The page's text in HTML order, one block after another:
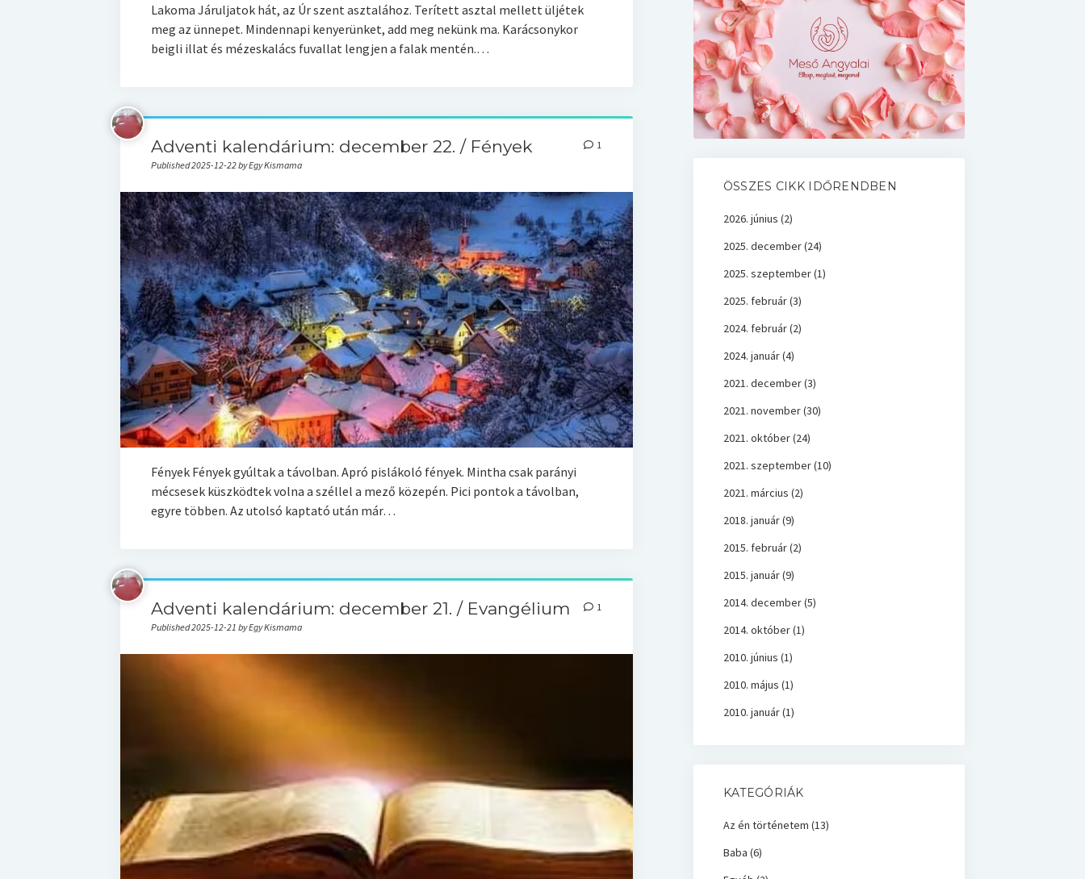
Lakoma Járuljatok hát, az Úr szent asztalához. Terített asztal mellett üljétek
meg az ünnepet. Mindennapi kenyerünket, add meg nekünk ma. Karácsonykor
beigli illat és mézeskalács fuvallat lengjen a falak mentén.…
Adventi kalendárium: december 22. / Fények
Published 2025-12-22 by Egy Kismama
1
Fények Fények gyúltak a távolban. Apró pislákoló fények. Mintha csak parányi
mécsesek küszködtek volna a széllel a mező közepén. Pici pontok a távolban,
egyre többen. Az utolsó kaptató után már…
Adventi kalendárium: december 21. / Evangélium
Published 2025-12-21 by Egy Kismama
1
ÖSSZES CIKK IDŐRENDBEN
2026. június (2)
2025. december(24)
2025. szeptember(1)
2025. február(3)
2024. február(2)
2024. január(4)
2021. december(3)
2021. november(30)
2021. október(24)
2021. szeptember(10)
2021. március (2)
2018. január(9)
2015. február(2)
2015. január(9)
2014. december(5)
2014. október(1)
2010. június (1)
2010. május (1)
2010. január(1)
KATEGÓRIÁK
Az én történetem (13)
Baba (6)